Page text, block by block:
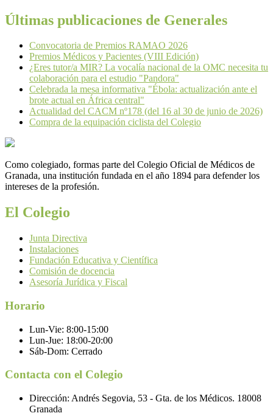
Últimas publicaciones de Generales
Convocatoria de Premios RAMAO 2026
Premios Médicos y Pacientes (VIII Edición)
¿Eres tutor/a MIR? La vocalía nacional de la OMC necesita tu
colaboración para el estudio "Pandora"
Celebrada la mesa informativa "Ébola: actualización ante el
brote actual en África central"
Actualidad del CACM nº178 (del 16 al 30 de junio de 2026)
Compra de la equipación ciclista del Colegio
Como colegiado, formas parte del Colegio Oficial de Médicos de
Granada, una institución fundada en el año 1894 para defender los
intereses de la profesión.
El Colegio
Junta Directiva
Instalaciones
Fundación Educativa y Científica
Comisión de docencia
Asesoría Jurídica y Fiscal
Horario
Lun-Vie: 8:00-15:00
Lun-Jue: 18:00-20:00
Sáb-Dom: Cerrado
Contacta con el Colegio
Dirección: Andrés Segovia, 53 - Gta. de los Médicos. 18008
Granada